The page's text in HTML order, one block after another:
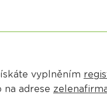
vyplněním
na adrese